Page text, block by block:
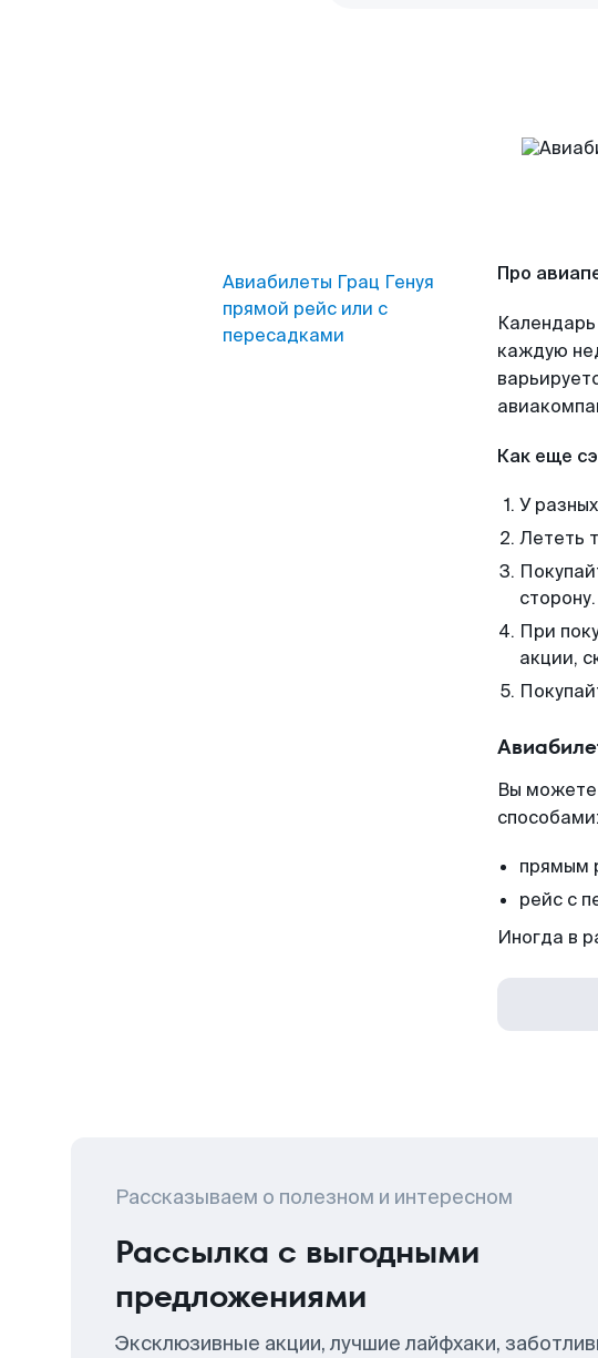
Авиабилеты Грац Генуя
прямой рейс или с
пересадками
Про
каждую
Как еще
У
Лететь
сторону.
При
акции,
Вы можете
способами:
прямым
рейс с
Иногда в
Рассказываем о полезном и интересном
Рассылка с выгодными
предложениями
Эксклюзивные акции, лучшие лайфхаки,